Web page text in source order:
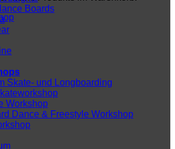
Boards
Skate- und Longboarding
Workshop
Dance & Freestyle Workshop